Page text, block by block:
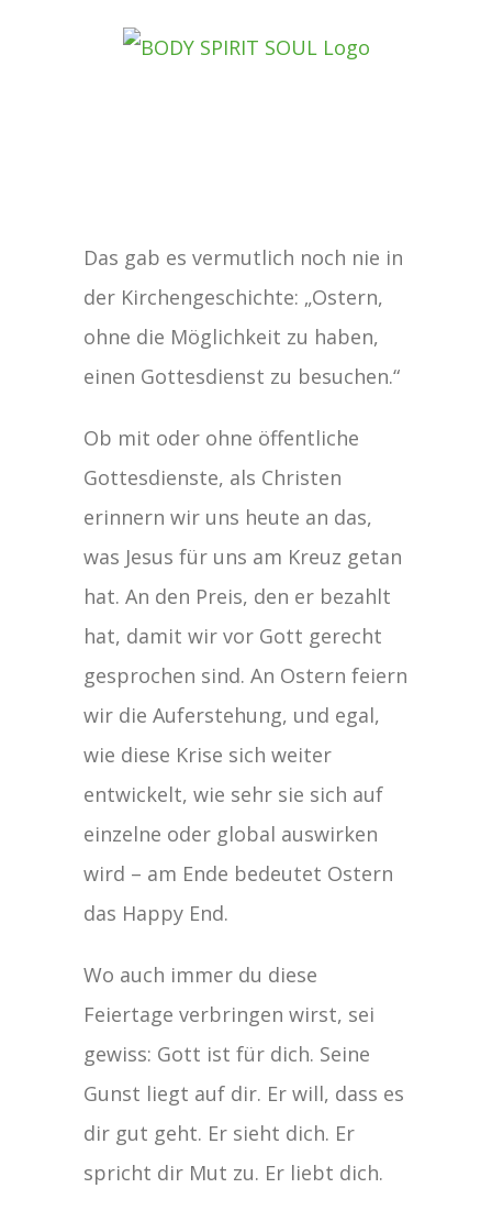
grösseres
Bild
Das gab es vermutlich noch nie in
der Kirchengeschichte: „Ostern,
ohne die Möglichkeit zu haben,
einen Gottesdienst zu besuchen.“
Ob mit oder ohne öffentliche
Gottesdienste, als Christen
erinnern wir uns heute an das,
was Jesus für uns am Kreuz getan
hat. An den Preis, den er bezahlt
hat, damit wir vor Gott gerecht
gesprochen sind. An Ostern feiern
wir die Auferstehung, und egal,
wie diese Krise sich weiter
entwickelt, wie sehr sie sich auf
einzelne oder global auswirken
wird – am Ende bedeutet Ostern
das Happy End.
Wo auch immer du diese
Feiertage verbringen wirst, sei
gewiss: Gott ist für dich. Seine
Gunst liegt auf dir. Er will, dass es
dir gut geht. Er sieht dich. Er
spricht dir Mut zu. Er liebt dich.